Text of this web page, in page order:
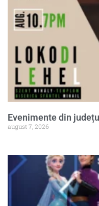
Evenimente din
august 7, 2026